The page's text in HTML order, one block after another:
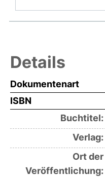
Details
Dokumentenart
ISBN
Buchtitel:
Verlag:
Ort der
Veröffentlichung: